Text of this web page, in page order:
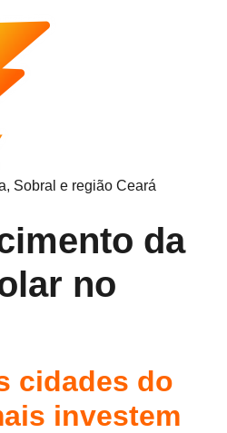
Sobral e região Ceará
da
no
cidades do
investem